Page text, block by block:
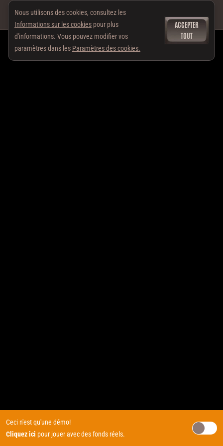
Ceci n'est qu'une démo!
Cliquez ici pour jouer avec des fonds réels.
Nous utilisons des cookies, consultez les
Informations sur les cookies pour plus
d'informations. Vous pouvez modifier vos
paramètres dans les Paramètres des cookies.
ACCEPTER
TOUT